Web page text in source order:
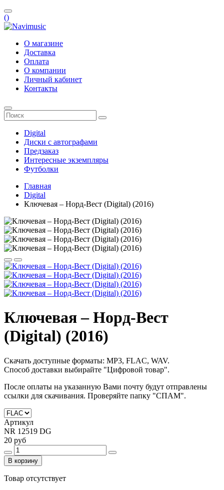
()
О магазине
Доставка
Оплата
О компании
Личный кабинет
Контакты
Digital
Диски с автографами
Предзаказ
Интересные экземпляры
Футболки
Главная
Digital
Ключевая – Норд-Вест (Digital) (2016)
Ключевая – Норд-Вест
(Digital) (2016)
Скачать доступные форматы: MP3, FLAC, WAV.
Способ доставки выбирайте "Цифровой товар".
После оплаты на указанную Вами почту будут отправлены
ссылки для скачивания. Проверяйте папку "СПАМ".
Артикул
NR 12519 DG
20 руб
В корзину
Товар отсутствует